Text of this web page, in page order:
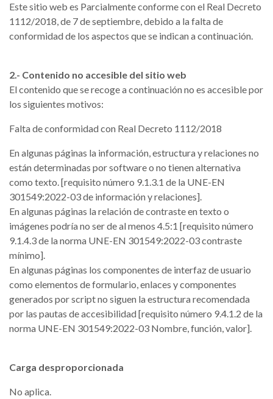
Este sitio web es Parcialmente conforme con el Real Decreto
1112/2018, de 7 de septiembre, debido a la falta de
conformidad de los aspectos que se indican a continuación.
2.- Contenido no accesible del sitio web
El contenido que se recoge a continuación no es accesible por
los siguientes motivos:
Falta de conformidad con Real Decreto 1112/2018
En algunas páginas la información, estructura y relaciones no
están determinadas por software o no tienen alternativa
como texto. [requisito número 9.1.3.1 de la UNE-EN
301549:2022-03 de información y relaciones].
En algunas páginas la relación de contraste en texto o
imágenes podría no ser de al menos 4.5:1 [requisito número
9.1.4.3 de la norma UNE-EN 301549:2022-03 contraste
mínimo].
En algunas páginas los componentes de interfaz de usuario
como elementos de formulario, enlaces y componentes
generados por script no siguen la estructura recomendada
por las pautas de accesibilidad [requisito número 9.4.1.2 de la
norma UNE-EN 301549:2022-03 Nombre, función, valor].
Carga desproporcionada
No aplica.